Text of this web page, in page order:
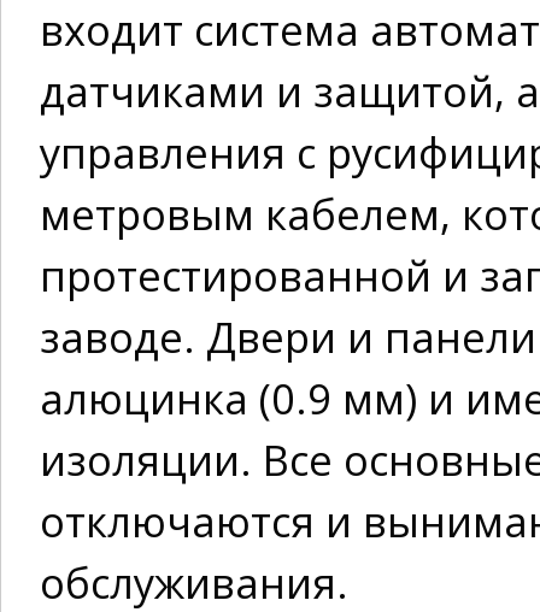
входит система
датчиками и защитой,
управления с
метровым кабелем,
протестированной и
заводе. Двери и
алюцинка (0.9 мм) и
изоляции. Все
отключаются и
обслуживания.